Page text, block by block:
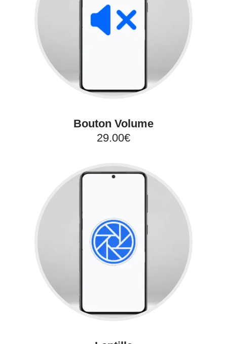
Bouton Volume
29.00€